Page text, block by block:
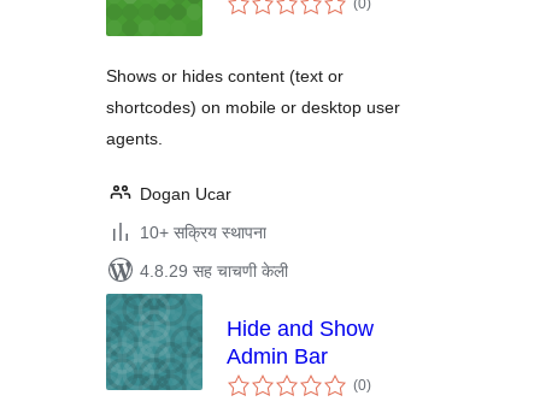
(0मूल्यांकन
)
Shows or hides content (text or
shortcodes) on mobile or desktop user
agents.
Dogan Ucar
10+ सक्रिय स्थापना
4.8.29 सह चाचणी केली
Hide and Show
Admin Bar
(0एकूण
मूल्यांकन
)